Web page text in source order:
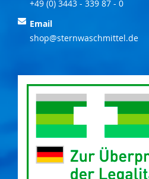
+49 (0) 3443 - 339 87 - 0
Email
shop@sternwaschmittel.de